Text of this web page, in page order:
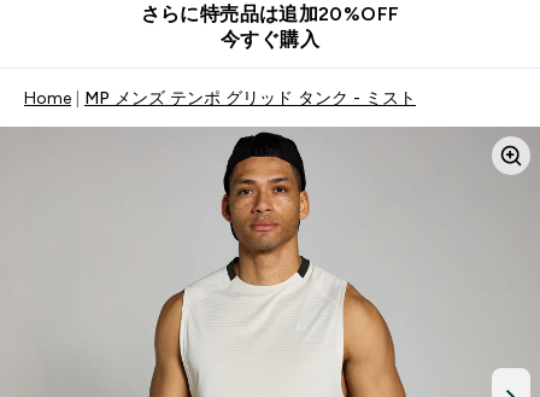
さらに特売品は追加20%OFF
今すぐ購入
Home MP メンズ テンポ グリッド タンク - ミスト